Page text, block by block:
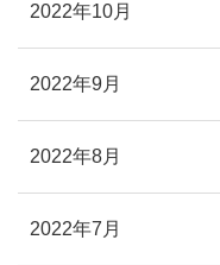
2022年10月
2022年9月
2022年8月
2022年7月